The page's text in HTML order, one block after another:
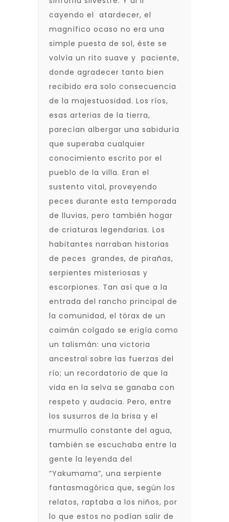
cayendo el atardecer, el
magnífico ocaso no era una
simple puesta de sol, éste se
volvía un rito suave y paciente,
donde agradecer tanto bien
recibido era solo consecuencia
de la majestuosidad. Los ríos,
esas arterias de la tierra,
parecían albergar una sabiduría
que superaba cualquier
conocimiento escrito por el
pueblo de la villa. Eran el
sustento vital, proveyendo
peces durante esta temporada
de lluvias, pero también hogar
de criaturas legendarias. Los
habitantes narraban historias
de peces grandes, de pirañas,
serpientes misteriosas y
escorpiones. Tan así que a la
entrada del rancho principal de
la comunidad, el tórax de un
caimán colgado se erigía como
un talismán: una victoria
ancestral sobre las fuerzas del
río; un recordatorio de que la
vida en la selva se ganaba con
respeto y audacia. Pero, entre
los susurros de la brisa y el
murmullo constante del agua,
también se escuchaba entre la
gente la leyenda del
“Yakumama”, una serpiente
fantasmagórica que, según los
relatos, raptaba a los niños, por
lo que estos no podían salir de